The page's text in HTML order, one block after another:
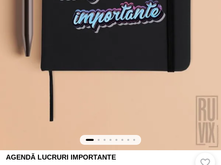
AGENDĂ LUCRURI IMPORTANTE